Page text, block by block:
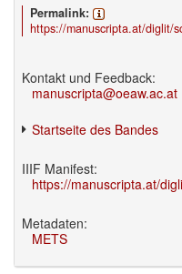
Permalink:
https://manuscripta.at/diglit/
Kontakt und Feedback:
manuscripta@oeaw.ac.at
Startseite des Bandes
IIIF Manifest:
https://manuscripta.at/
Metadaten:
METS